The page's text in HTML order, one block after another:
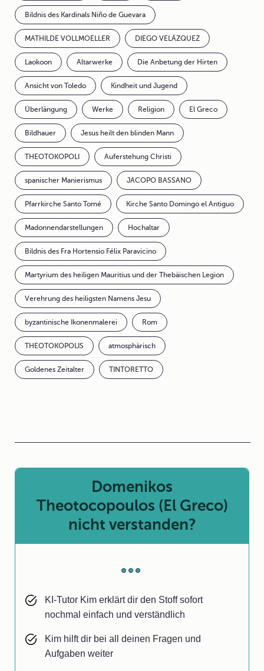
Bildnis des Kardinals Niño de Guevara
MATHILDE VOLLMOELLER DIEGO VELÁZQUEZ
Laokoon Altarwerke Die Anbetung der Hirten
Ansicht von Toledo Kindheit und Jugend
Überlängung Werke Religion El Greco
Bildhauer Jesus heilt den blinden Mann
THEOTOKOPOLI Auferstehung Christi
spanischer Manierismus JACOPO BASSANO
Pfarrkirche Santo Tomé Kirche Santo Domingo el Antiguo
Madonnendarstellungen Hochaltar
Bildnis des Fra Hortensio Félix Paravicino
Martyrium des heiligen Mauritius und der Thebäischen Legion
Verehrung des heiligsten Namens Jesu
byzantinische Ikonenmalerei Rom
THEOTOKOPOLIS atmosphärisch
Goldenes Zeitalter TINTORETTO
Domenikos
Theotocopoulos (El Greco)
nicht verstanden?
KI-Tutor Kim erklärt dir den Stoff sofort
nochmal einfach und verständlich
Kim hilft dir bei all deinen Fragen und
Aufgaben weiter